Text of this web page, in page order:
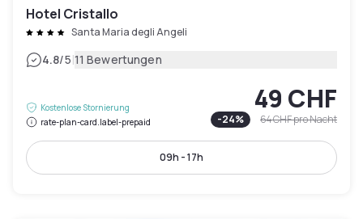
Hotel Cristallo
Santa Maria degli Angeli
4.8/5|11 Bewertungen
Kostenlose Stornierung
rate-plan-card.label-prepaid
49 CHF
-24% 64 CHFpro Nacht
09h - 17h